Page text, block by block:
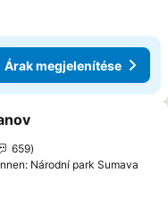
Árak megjelenítése
a kedvencekhez
659
Národní park Sumava